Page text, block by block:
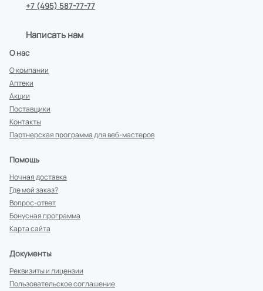
+7 (495) 587-77-77
Написать нам
О нас
О компании
Аптеки
Акции
Поставщики
Контакты
Партнерская программа для веб-мастеров
Помощь
Ночная доставка
Где мой заказ?
Вопрос-ответ
Бонусная программа
Карта сайта
Документы
Реквизиты и лицензии
Пользовательское соглашение